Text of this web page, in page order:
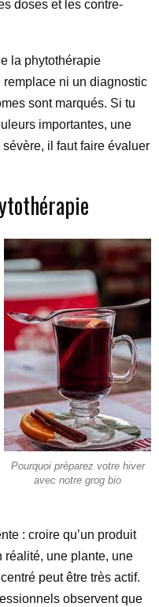
doses et les contre-
la phytothérapie
remplace ni un diagnostic
sont marqués. Si tu
importantes, une
il faut faire évaluer
Pourquoi préparez votre hiver
avec notre grog bio
: croire qu’un produit
réalité, une plante, une
peut être très actif.
observent que